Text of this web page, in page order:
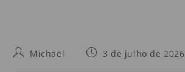
Michael 3 de julho de 2026